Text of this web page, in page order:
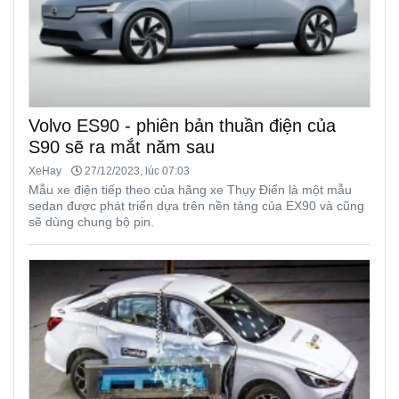
Volvo ES90 - phiên bản thuần điện của
S90 sẽ ra mắt năm sau
XeHay 27/12/2023, lúc 07:03
Mẫu xe điện tiếp theo của hãng xe Thụy Điển là một mẫu
sedan được phát triển dựa trên nền tảng của EX90 và cũng
sẽ dùng chung bộ pin.